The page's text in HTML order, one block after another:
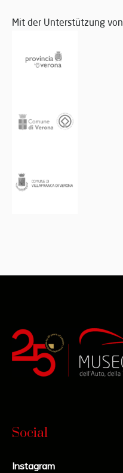
Mit der Unterstützung von
Social
Instagram